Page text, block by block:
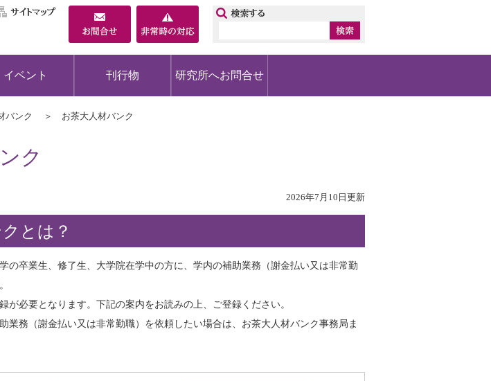
交通・キャンパスマップ
サイトマップ
イベント 刊行物 研究所へお問合せ
バンク お茶大人材バンク
ク
2026年7月10日更新
とは？
の卒業生、修了生、大学院在学中の方に、学内の補助業務（謝金払い又は非常勤
が必要となります。下記の案内をお読みの上、ご登録ください。
業務（謝金払い又は非常勤職）を依頼したい場合は、お茶大人材バンク事務局ま